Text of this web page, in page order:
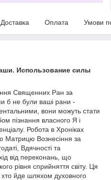
Доставка Оплата Умови
Использование силы
Священних Ран за
б не були ваші рани -
вони можуть стати
пізнання власного Я і
Робота в Хроніках
Матрицю Вознесіння за
Вдячності та
від переконань, що
рівня сприйняття світу. Ця
хто йде шляхом духовного